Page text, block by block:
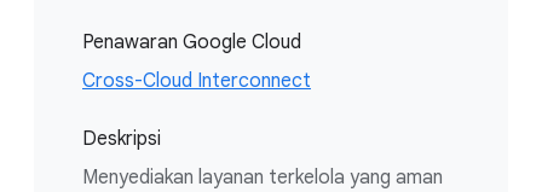
Penawaran Google Cloud
Cross-Cloud Interconnect
Deskripsi
Menyediakan layanan terkelola yang aman